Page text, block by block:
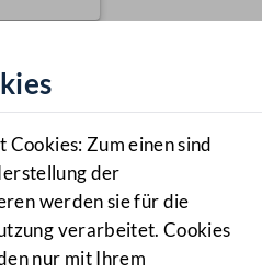
Zum einen sind
der
werden sie für die
verarbeitet. Cookies
nur mit Ihrem